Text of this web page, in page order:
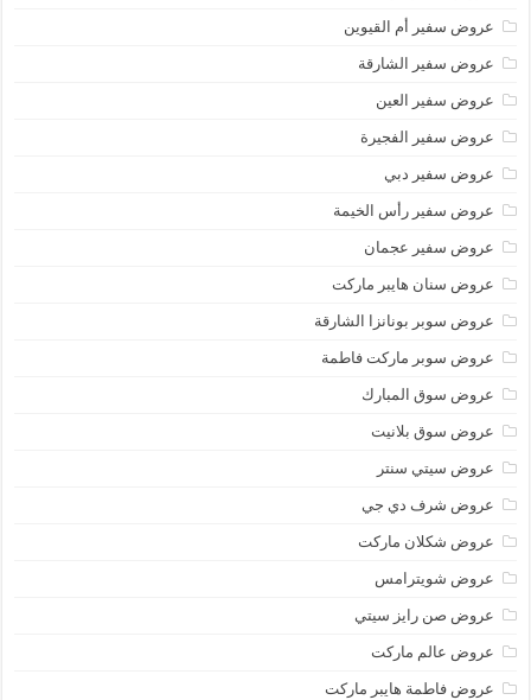
عروض سفير أم القيوين
عروض سفير الشارقة
عروض سفير العين
عروض سفير الفجيرة
عروض سفير دبي
عروض سفير رأس الخيمة
عروض سفير عجمان
عروض سنان هايبر ماركت
عروض سوبر بونانزا الشارقة
عروض سوبر ماركت فاطمة
عروض سوق المبارك
عروض سوق بلانيت
عروض سيتي سنتر
عروض شرف دي جي
عروض شكلان ماركت
عروض شويترامس
عروض صن رايز سيتي
عروض عالم ماركت
عروض فاطمة هايبر ماركت